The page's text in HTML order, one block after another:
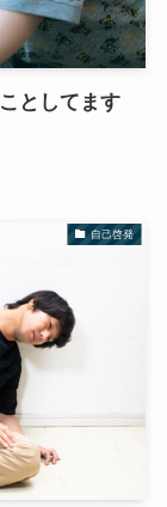
としてます
自己啓発